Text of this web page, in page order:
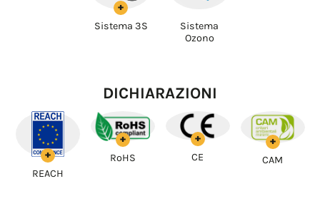
+
Sistema 3S
Sistema
Ozono
DICHIARAZIONI
+
REACH
+
RoHS
+
CE
+
CAM